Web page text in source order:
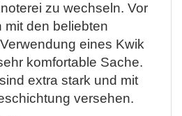
zu wechseln. Vor
mit den beliebten
eines Kwik
komfortable Sache.
extra stark und mit
versehen.